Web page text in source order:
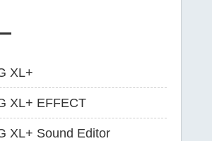
XL+
XL+ EFFECT
XL+ Sound Editor